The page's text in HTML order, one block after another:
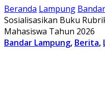
Beranda Lampung
Sosialisasikan Buku
Mahasiswa Tahun 2026
Bandar Lampung, Berita,